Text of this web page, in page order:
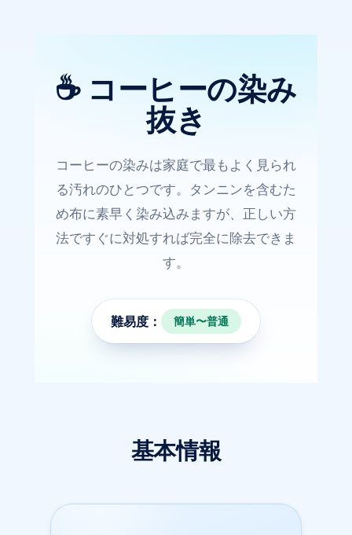
☕ コーヒーの染み
抜き
コーヒーの染みは家庭で最もよく見られ
る汚れのひとつです。タンニンを含むた
め布に素早く染み込みますが、正しい方
法ですぐに対処すれば完全に除去できま
す。
難易度： 簡単〜普通
基本情報